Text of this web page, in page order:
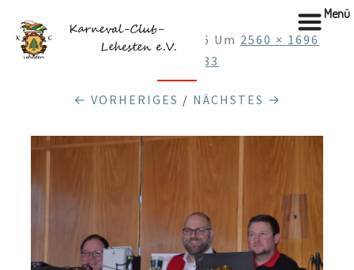
Veröffentlicht 22.02.2026 Um 2560 × 1696
DSC_0783
← VORHERIGES / NÄCHSTES →
Menü